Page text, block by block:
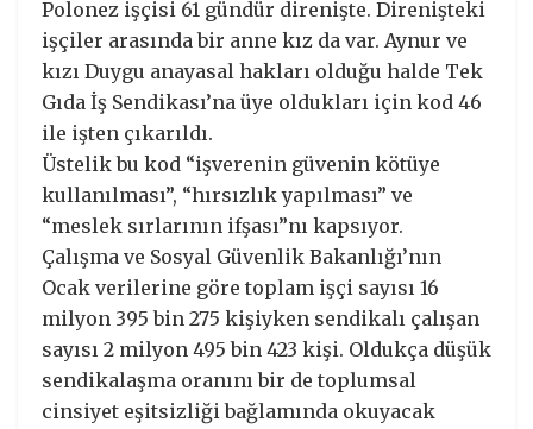
Polonez işçisi 61 gündür direnişte. Direnişteki
işçiler arasında bir anne kız da var. Aynur ve
kızı Duygu anayasal hakları olduğu halde Tek
Gıda İş Sendikası’na üye oldukları için kod 46
ile işten çıkarıldı.
Üstelik bu kod “işverenin güvenin kötüye
kullanılması”, “hırsızlık yapılması” ve
“meslek sırlarının ifşası”nı kapsıyor.
Çalışma ve Sosyal Güvenlik Bakanlığı’nın
Ocak verilerine göre toplam işçi sayısı 16
milyon 395 bin 275 kişiyken sendikalı çalışan
sayısı 2 milyon 495 bin 423 kişi. Oldukça düşük
sendikalaşma oranını bir de toplumsal
cinsiyet eşitsizliği bağlamında okuyacak